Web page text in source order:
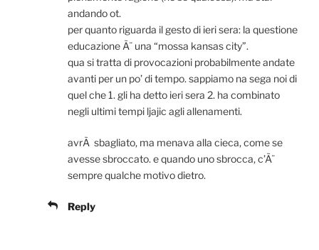
andando ot.
per quanto riguarda il gesto di ieri sera: la questione
educazione Ã¨ una “mossa kansas city”.
qua si tratta di provocazioni probabilmente andate
avanti per un po’ di tempo. sappiamo na sega noi di
quel che 1. gli ha detto ieri sera 2. ha combinato
negli ultimi tempi ljajic agli allenamenti.
avrÃ sbagliato, ma menava alla cieca, come se
avesse sbroccato. e quando uno sbrocca, c’Ã¨
sempre qualche motivo dietro.
Reply